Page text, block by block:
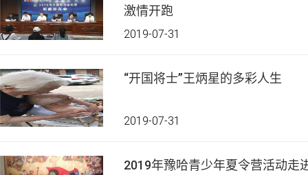
激情开跑
2019-07-31
“开国将士”王炳星的多彩人生
2019-07-31
2019年豫哈青少年夏令营活动走